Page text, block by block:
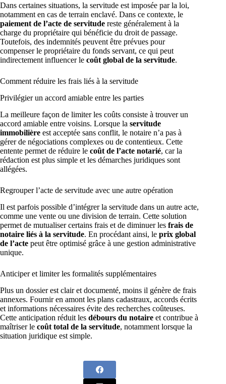
Dans certaines situations, la servitude est imposée par la loi,
notamment en cas de terrain enclavé. Dans ce contexte, le
paiement de l’acte de servitude reste généralement à la
charge du propriétaire qui bénéficie du droit de passage.
Toutefois, des indemnités peuvent être prévues pour
compenser le propriétaire du fonds servant, ce qui peut
indirectement influencer le coût global de la servitude.
Comment réduire les frais liés à la servitude
Privilégier un accord amiable entre les parties
La meilleure façon de limiter les coûts consiste à trouver un
accord amiable entre voisins. Lorsque la servitude
immobilière est acceptée sans conflit, le notaire n’a pas à
gérer de négociations complexes ou de contentieux. Cette
entente permet de réduire le coût de l’acte notarié, car la
rédaction est plus simple et les démarches juridiques sont
allégées.
Regrouper l’acte de servitude avec une autre opération
Il est parfois possible d’intégrer la servitude dans un autre acte,
comme une vente ou une division de terrain. Cette solution
permet de mutualiser certains frais et de diminuer les frais de
notaire liés à la servitude. En procédant ainsi, le prix global
de l’acte peut être optimisé grâce à une gestion administrative
unique.
Anticiper et limiter les formalités supplémentaires
Plus un dossier est clair et documenté, moins il génère de frais
annexes. Fournir en amont les plans cadastraux, accords écrits
et informations nécessaires évite des recherches coûteuses.
Cette anticipation réduit les débours du notaire et contribue à
maîtriser le coût total de la servitude, notamment lorsque la
situation juridique est simple.